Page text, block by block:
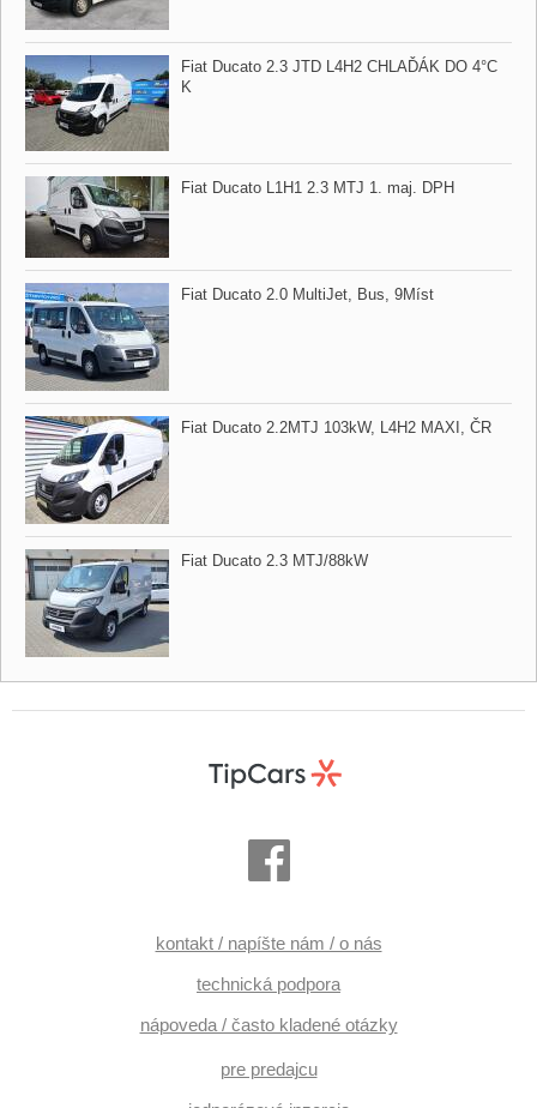
Fiat Ducato 2.3 JTD L4H2 CHLAĎÁK DO 4°C
K
Fiat Ducato L1H1 2.3 MTJ 1. maj. DPH
Fiat Ducato 2.0 MultiJet,​ Bus,​ 9Míst
Fiat Ducato 2.2MTJ 103kW,​ L4H2 MAXI,​ ČR
Fiat Ducato 2.3 MTJ/88kW
kontakt / napíšte nám / o nás
technická podpora
nápoveda / často kladené otázky
pre predajcu